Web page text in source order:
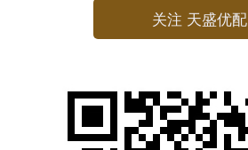
关注 天盛优配